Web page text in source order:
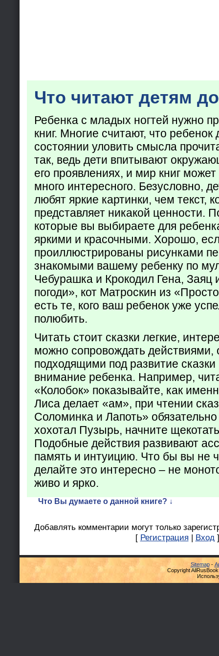
Что читают детям
Ребенка с младых ногтей нужно
книг. Многие считают, что ребенок
состоянии уловить смысла
так, ведь дети впитывают
его проявлениях, и мир книг
много интересного. Безусловно,
любят яркие картинки, чем текст,
представляет никакой ценности.
которые вы выбираете для
яркими и красочными. Хорошо,
проиллюстрированы рисунками
знакомыми вашему ребенку по
Чебурашка и Крокодил Гена, Заяц
погоди», кот Матроскин из
есть те, кого ваш ребенок уже
полюбить.
Читать стоит сказки легкие,
можно сопровождать действиями,
подходящими под развитие
внимание ребенка. Например,
«Колобок» показывайте, как
Лиса делает «ам», при чтении
Соломинка и Лапоть»
хохотал Пузырь, начните
Подобные действия развивают
память и интуицию. Что бы вы не
делайте это интересно – не
живо и ярко.
Что Вы думаете о данной книге? ↓
Добавлять комментарии могут только
[ Регистрация | Вход ]
Sitemap-
Copyright